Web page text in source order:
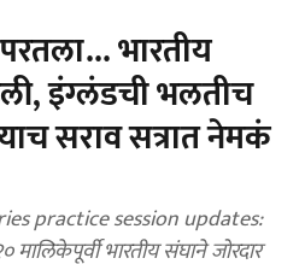
भारतीय
इंग्लंडची भलतीच
सराव सत्रात नेमकं
practice session updates:
मालिकेपूर्वी भारतीय संघाने जोरदार